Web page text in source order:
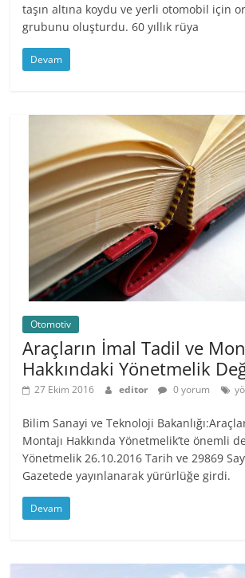
taşın altına koydu ve yerli otomobil için
grubunu oluşturdu. 60 yıllık rüya
Devam
Otomotiv
Araçların İmal Tadil ve
Hakkındaki Yönetmelik
27 Ekim 2016 editor 0 yorum
Bilim Sanayi ve Teknoloji
Montajı Hakkında Yönetmelik’te önemli
Yönetmelik 26.10.2016 Tarih ve 29869
Gazetede yayınlanarak yürürlüğe girdi.
Devam